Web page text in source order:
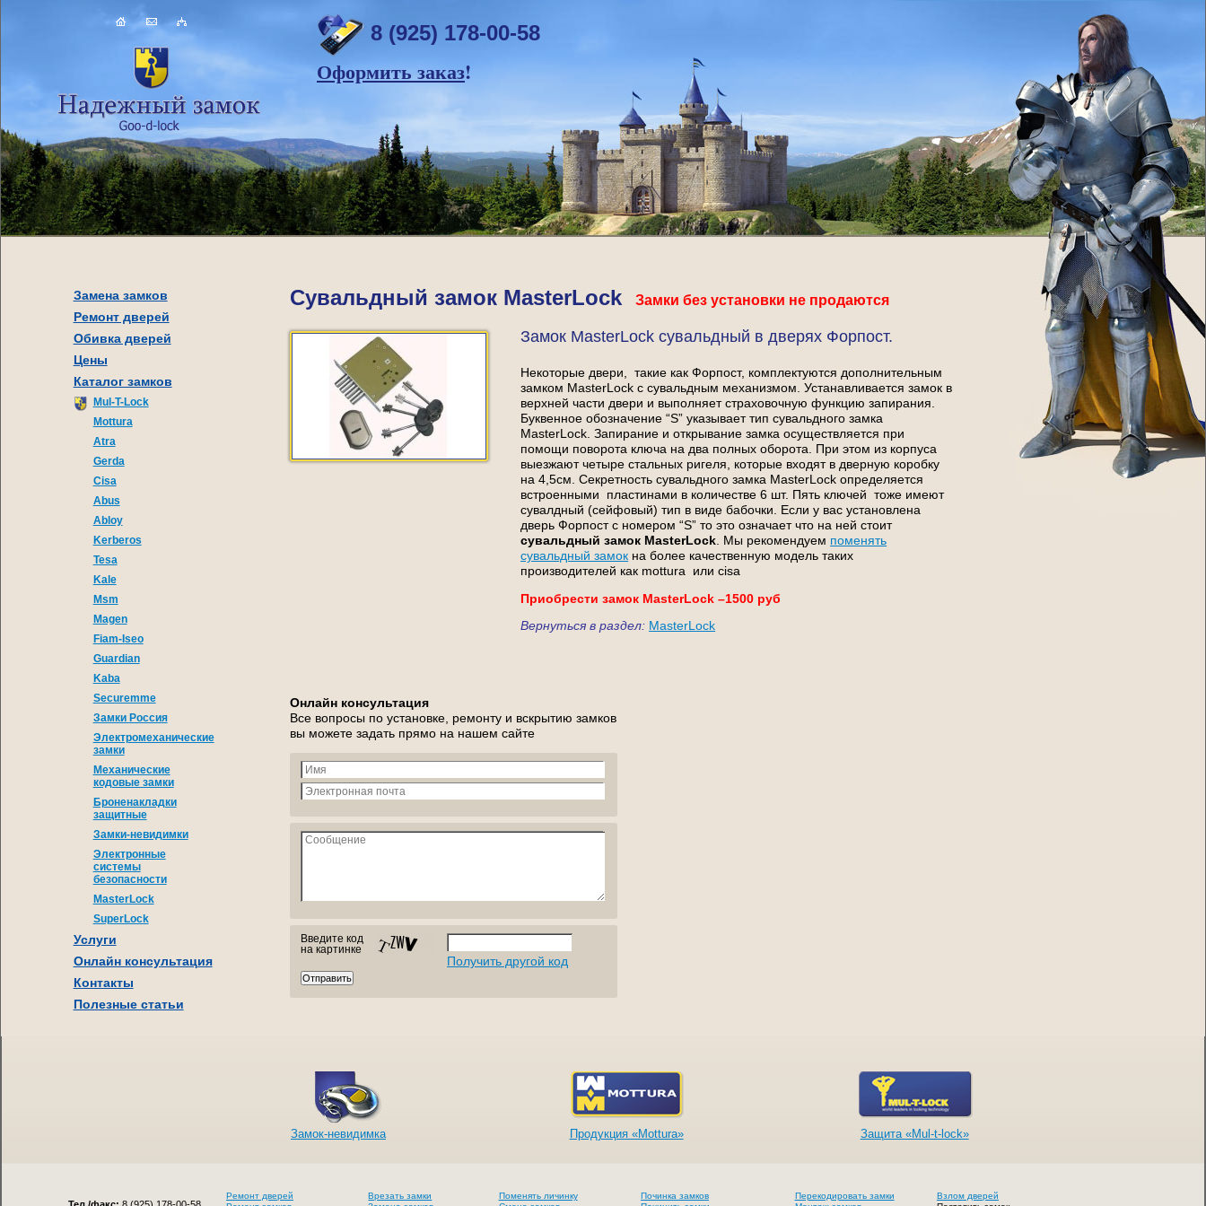
8 (925) 178-00-58
Оформить заказ!
Замена замков
Ремонт дверей
Обивка дверей
Цены
Каталог замков
Mul-T-Lock
Mottura
Atra
Gerda
Cisa
Abus
Abloy
Kerberos
Tesa
Kale
Msm
Magen
Fiam-Iseo
Guardian
Kaba
Securemme
Замки Россия
Электромеханические
замки
Механические
кодовые замки
Броненакладки
защитные
Замки-невидимки
Электронные
системы
безопасности
MasterLock
SuperLock
Услуги
Онлайн консультация
Контакты
Полезные статьи
Сувальдный замок MasterLock Замки без установки не продаются
Замок MasterLock сувальдный в дверях Форпост.
Некоторые двери, такие как Форпост, комплектуются дополнительным
замком MasterLock с сувальдным механизмом. Устанавливается замок в
верхней части двери и выполняет страховочную функцию запирания.
Буквенное обозначение “S” указывает тип сувальдного замка
MasterLock. Запирание и открывание замка осуществляется при
помощи поворота ключа на два полных оборота. При этом из корпуса
выезжают четыре стальных ригеля, которые входят в дверную коробку
на 4,5см. Секретность сувальдного замка MasterLock определяется
встроенными пластинами в количестве 6 шт. Пять ключей тоже имеют
сувалдный (сейфовый) тип в виде бабочки. Если у вас установлена
дверь Форпост с номером “S” то это означает что на ней стоит
сувальдный замок MasterLock. Мы рекомендуем поменять
сувальдный замок на более качественную модель таких
производителей как mottura или cisa
Приобрести замок MasterLock –1500 руб
Вернуться в раздел: MasterLock
Онлайн консультация
Все вопросы по установке, ремонту и вскрытию замков
вы можете задать прямо на нашем сайте
Введите код
на картинке
Получить другой код
Замок-невидимка Продукция «Mottura» Защита «Mul-t-lock»
Ремонт дверей
Врезать замки
Поменять личинку
Починка замков
Перекодировать замки
Взлом дверей